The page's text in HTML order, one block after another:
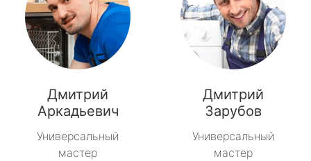
Дмитрий
Аркадьевич
Универсальный
мастер
Дмитрий
Зарубов
Универсальный
мастер